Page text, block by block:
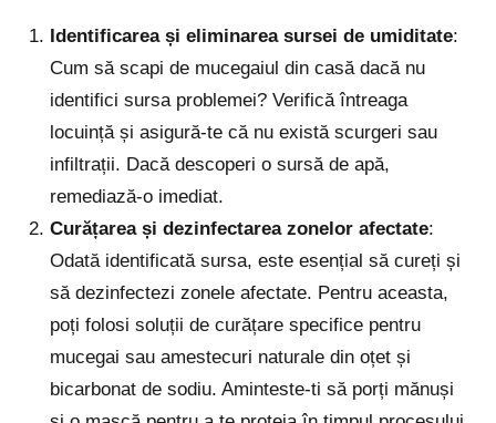
Identificarea și eliminarea sursei de umiditate:
Cum să scapi de mucegaiul din casă dacă nu
identifici sursa problemei? Verifică întreaga
locuință și asigură-te că nu există scurgeri sau
infiltrații. Dacă descoperi o sursă de apă,
remediază-o imediat.
Curățarea și dezinfectarea zonelor afectate:
Odată identificată sursa, este esențial să cureți și
să dezinfectezi zonele afectate. Pentru aceasta,
poți folosi soluții de curățare specifice pentru
mucegai sau amestecuri naturale din oțet și
bicarbonat de sodiu. Aminteste-ti să porți mănuși